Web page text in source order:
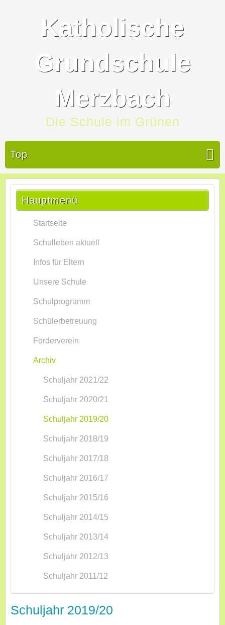
Katholische
Grundschule
Merzbach
Die Schule im Grünen
Top
Hauptmenü
Startseite
Schulleben aktuell
Infos für Eltern
Unsere Schule
Schulprogramm
Schülerbetreuung
Förderverein
Archiv
Schuljahr 2021/22
Schuljahr 2020/21
Schuljahr 2019/20
Schuljahr 2018/19
Schuljahr 2017/18
Schuljahr 2016/17
Schuljahr 2015/16
Schuljahr 2014/15
Schuljahr 2013/14
Schuljahr 2012/13
Schuljahr 2011/12
Schuljahr 2019/20